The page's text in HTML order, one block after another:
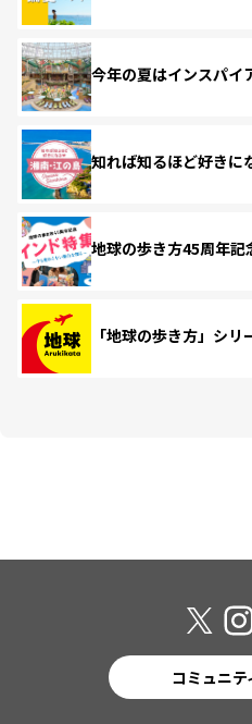
今年の夏はインスパイ
知れば知るほど好きに
地球の歩き方45周年記
「地球の歩き方」シ
コミュニテ